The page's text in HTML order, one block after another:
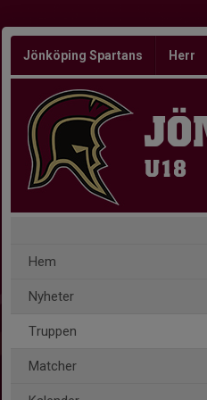
Jönköping Spartans Herr
U18
Hem
Nyheter
Truppen
Matcher